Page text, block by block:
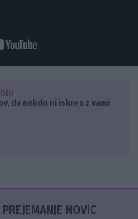
da nekdo ni iskren z vami
NOVIC